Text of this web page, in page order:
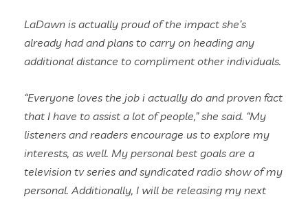
LaDawn is actually proud of the impact she’s
already had and plans to carry on heading any
additional distance to compliment other individuals.
“Everyone loves the job i actually do and proven fact
that I have to assist a lot of people,” she said. “My
listeners and readers encourage us to explore my
interests, as well. My personal best goals are a
television tv series and syndicated radio show of my
personal. Additionally, I will be releasing my next